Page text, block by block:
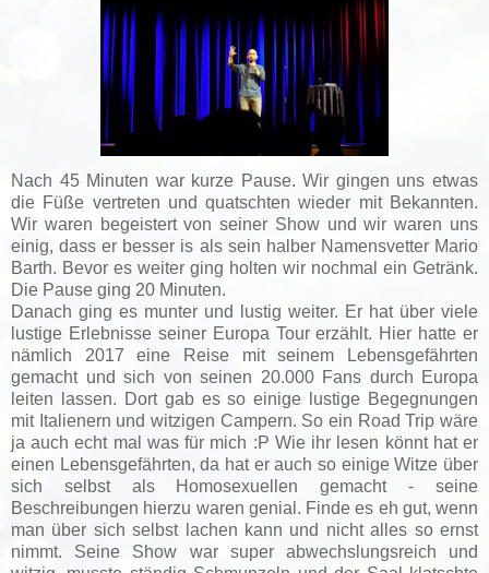
Nach 45 Minuten war kurze Pause. Wir gingen uns etwas
die Füße vertreten und quatschten wieder mit Bekannten.
Wir waren begeistert von seiner Show und wir waren uns
einig, dass er besser is als sein halber Namensvetter Mario
Barth. Bevor es weiter ging holten wir nochmal ein Getränk.
Die Pause ging 20 Minuten.
Danach ging es munter und lustig weiter. Er hat über viele
lustige Erlebnisse seiner Europa Tour erzählt. Hier hatte er
nämlich 2017 eine Reise mit seinem Lebensgefährten
gemacht und sich von seinen 20.000 Fans durch Europa
leiten lassen. Dort gab es so einige lustige Begegnungen
mit Italienern und witzigen Campern. So ein Road Trip wäre
ja auch echt mal was für mich :P Wie ihr lesen könnt hat er
einen Lebensgefährten, da hat er auch so einige Witze über
sich selbst als Homosexuellen gemacht - seine
Beschreibungen hierzu waren genial. Finde es eh gut, wenn
man über sich selbst lachen kann und nicht alles so ernst
nimmt. Seine Show war super abwechslungsreich und